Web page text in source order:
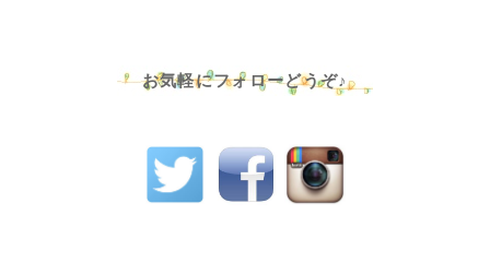
お気軽にフォローどうぞ♪